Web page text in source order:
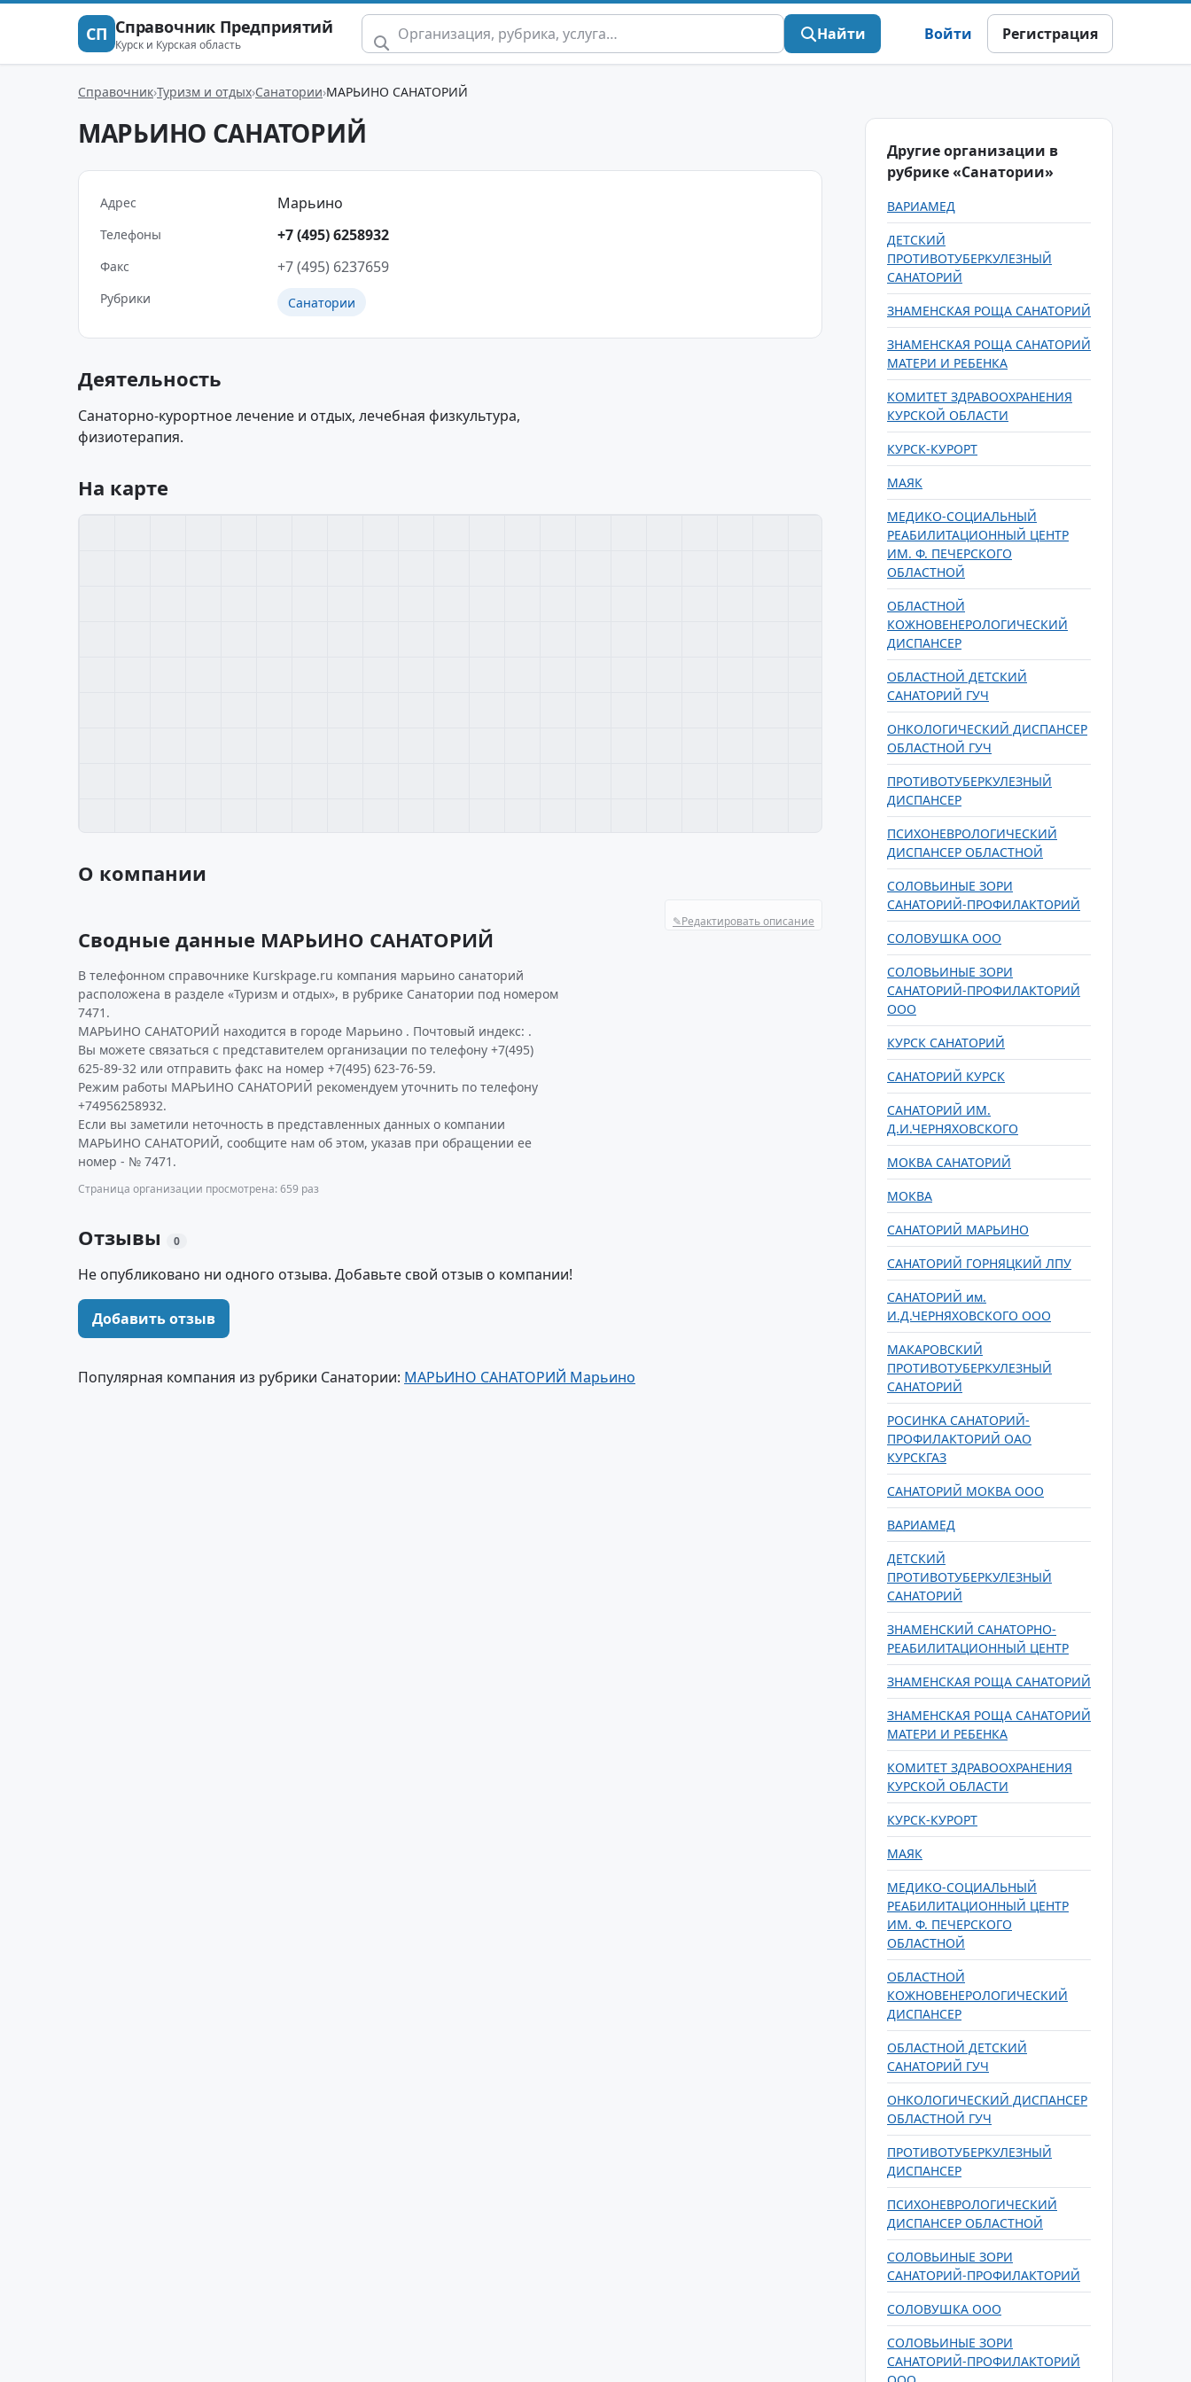
СП Справочник Предприятий
Курск и Курская область
Найти Войти Регистрация
Справочник Туризм и отдых Санатории МАРЬИНО САНАТОРИЙ
МАРЬИНО САНАТОРИЙ
Адрес Марьино
Телефоны +7 (495) 6258932
Факс +7 (495) 6237659
Рубрики Санатории
Деятельность
Санаторно-курортное лечение и отдых, лечебная физкультура,
физиотерапия.
На карте
О компании
✎Редактировать описание
Сводные данные МАРЬИНО САНАТОРИЙ
В телефонном справочнике Kurskpage.ru компания марьино санаторий
расположена в разделе «Туризм и отдых», в рубрике Санатории под номером
7471.
МАРЬИНО САНАТОРИЙ находится в городе Марьино . Почтовый индекс: .
Вы можете связаться с представителем организации по телефону +7(495)
625-89-32 или отправить факс на номер +7(495) 623-76-59.
Режим работы МАРЬИНО САНАТОРИЙ рекомендуем уточнить по телефону
+74956258932.
Если вы заметили неточность в представленных данных о компании
МАРЬИНО САНАТОРИЙ, сообщите нам об этом, указав при обращении ее
номер - № 7471.
Страница организации просмотрена: 659 раз
Отзывы 0
Не опубликовано ни одного отзыва. Добавьте свой отзыв о компании!
Добавить отзыв
Популярная компания из рубрики Санатории: МАРЬИНО САНАТОРИЙ Марьино
Другие организации в
рубрике «Санатории»
ВАРИАМЕД
ДЕТСКИЙ
ПРОТИВОТУБЕРКУЛЕЗНЫЙ
САНАТОРИЙ
ЗНАМЕНСКАЯ РОЩА САНАТОРИЙ
ЗНАМЕНСКАЯ РОЩА САНАТОРИЙ
МАТЕРИ И РЕБЕНКА
КОМИТЕТ ЗДРАВООХРАНЕНИЯ
КУРСКОЙ ОБЛАСТИ
КУРСК-КУРОРТ
МАЯК
МЕДИКО-СОЦИАЛЬНЫЙ
РЕАБИЛИТАЦИОННЫЙ ЦЕНТР
ИМ. Ф. ПЕЧЕРСКОГО
ОБЛАСТНОЙ
ОБЛАСТНОЙ
КОЖНОВЕНЕРОЛОГИЧЕСКИЙ
ДИСПАНСЕР
ОБЛАСТНОЙ ДЕТСКИЙ
САНАТОРИЙ ГУЧ
ОНКОЛОГИЧЕСКИЙ ДИСПАНСЕР
ОБЛАСТНОЙ ГУЧ
ПРОТИВОТУБЕРКУЛЕЗНЫЙ
ДИСПАНСЕР
ПСИХОНЕВРОЛОГИЧЕСКИЙ
ДИСПАНСЕР ОБЛАСТНОЙ
СОЛОВЬИНЫЕ ЗОРИ
САНАТОРИЙ-ПРОФИЛАКТОРИЙ
СОЛОВУШКА ООО
СОЛОВЬИНЫЕ ЗОРИ
САНАТОРИЙ-ПРОФИЛАКТОРИЙ
ООО
КУРСК САНАТОРИЙ
САНАТОРИЙ КУРСК
САНАТОРИЙ ИМ.
Д.И.ЧЕРНЯХОВСКОГО
МОКВА САНАТОРИЙ
МОКВА
САНАТОРИЙ МАРЬИНО
САНАТОРИЙ ГОРНЯЦКИЙ ЛПУ
САНАТОРИЙ им.
И.Д.ЧЕРНЯХОВСКОГО ООО
МАКАРОВСКИЙ
ПРОТИВОТУБЕРКУЛЕЗНЫЙ
САНАТОРИЙ
РОСИНКА САНАТОРИЙ-
ПРОФИЛАКТОРИЙ ОАО
КУРСКГАЗ
САНАТОРИЙ МОКВА ООО
ВАРИАМЕД
ДЕТСКИЙ
ПРОТИВОТУБЕРКУЛЕЗНЫЙ
САНАТОРИЙ
ЗНАМЕНСКИЙ САНАТОРНО-
РЕАБИЛИТАЦИОННЫЙ ЦЕНТР
ЗНАМЕНСКАЯ РОЩА САНАТОРИЙ
ЗНАМЕНСКАЯ РОЩА САНАТОРИЙ
МАТЕРИ И РЕБЕНКА
КОМИТЕТ ЗДРАВООХРАНЕНИЯ
КУРСКОЙ ОБЛАСТИ
КУРСК-КУРОРТ
МАЯК
МЕДИКО-СОЦИАЛЬНЫЙ
РЕАБИЛИТАЦИОННЫЙ ЦЕНТР
ИМ. Ф. ПЕЧЕРСКОГО
ОБЛАСТНОЙ
ОБЛАСТНОЙ
КОЖНОВЕНЕРОЛОГИЧЕСКИЙ
ДИСПАНСЕР
ОБЛАСТНОЙ ДЕТСКИЙ
САНАТОРИЙ ГУЧ
ОНКОЛОГИЧЕСКИЙ ДИСПАНСЕР
ОБЛАСТНОЙ ГУЧ
ПРОТИВОТУБЕРКУЛЕЗНЫЙ
ДИСПАНСЕР
ПСИХОНЕВРОЛОГИЧЕСКИЙ
ДИСПАНСЕР ОБЛАСТНОЙ
СОЛОВЬИНЫЕ ЗОРИ
САНАТОРИЙ-ПРОФИЛАКТОРИЙ
СОЛОВУШКА ООО
СОЛОВЬИНЫЕ ЗОРИ
САНАТОРИЙ-ПРОФИЛАКТОРИЙ